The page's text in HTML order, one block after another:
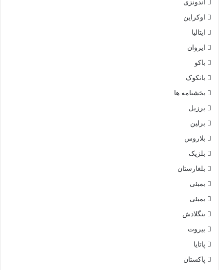
اندونزی
اوکراین
ایتالیا
ایروان
باکو
بانکوک
بخشنامه ها
برزیل
برلین
بلاروس
بلژیک
بلغارستان
بمبئی
بمبئی
بنگلادش
بیروت
پاتایا
پاکستان